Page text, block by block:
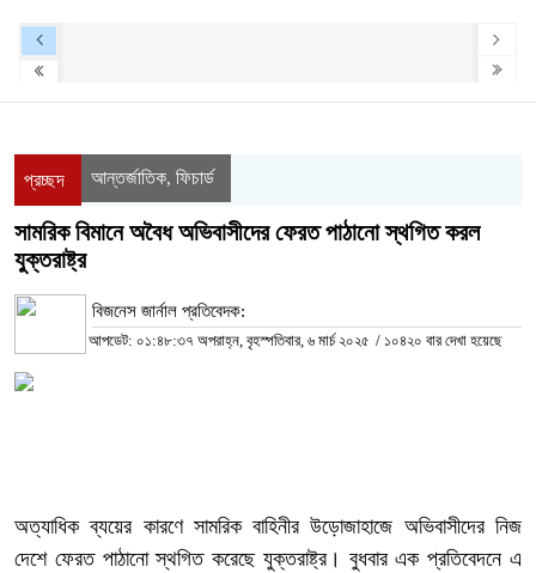
প্রচ্ছদ আন্তর্জাতিক, ফিচার্ড
সামরিক বিমানে অবৈধ অভিবাসীদের ফেরত পাঠানো স্থগিত করল
যুক্তরাষ্ট্র
বিজনেস জার্নাল প্রতিবেদক:
আপডেট: ০১:৪৮:৩৭ অপরাহ্ন, বৃহস্পতিবার, ৬ মার্চ ২০২৫ / ১০৪২০ বার দেখা হয়েছে
অত্যাধিক ব্যয়ের কারণে সামরিক বাহিনীর উড়োজাহাজে অভিবাসীদের নিজ
দেশে ফেরত পাঠানো স্থগিত করেছে যুক্তরাষ্ট্র। বুধবার এক প্রতিবেদনে এ